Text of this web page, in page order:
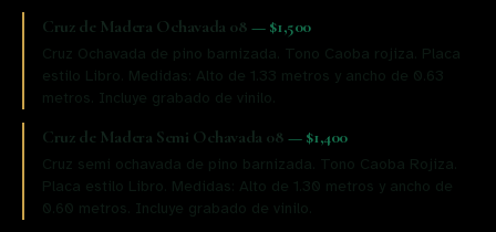
Cruz de Madera Ochavada 08 — $1,500
Cruz Ochavada de pino barnizada. Tono Caoba rojiza. Placa
estilo Libro. Medidas: Alto de 1.33 metros y ancho de 0.63
metros. Incluye grabado de vinilo.
Cruz de Madera Semi Ochavada 08 — $1,400
Cruz semi ochavada de pino barnizada. Tono Caoba Rojiza.
Placa estilo Libro. Medidas: Alto de 1.30 metros y ancho de
0.60 metros. Incluye grabado de vinilo.